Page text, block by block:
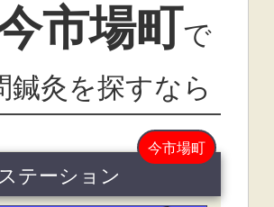
市場町で
灸を探すなら
今市場町
テーション